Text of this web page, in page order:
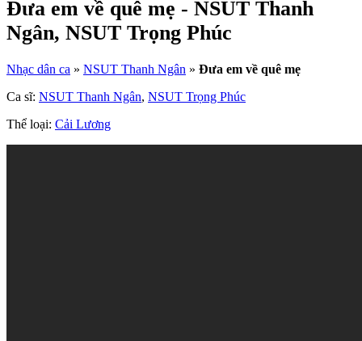
Đưa em về quê mẹ - NSUT Thanh
Ngân, NSUT Trọng Phúc
Nhạc dân ca » NSUT Thanh Ngân » Đưa em về quê mẹ
Ca sĩ: NSUT Thanh Ngân, NSUT Trọng Phúc
Thể loại: Cải Lương